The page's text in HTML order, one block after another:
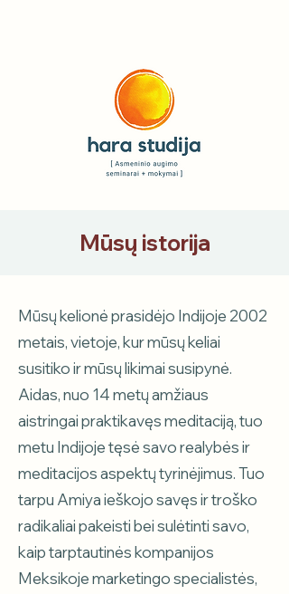
Mūsų istorija
Mūsų kelionė prasidėjo Indijoje 2002
metais, vietoje, kur mūsų keliai
susitiko ir mūsų likimai susipynė.
Aidas, nuo 14 metų amžiaus
aistringai praktikavęs meditaciją, tuo
metu Indijoje tęsė savo realybės ir
meditacijos aspektų tyrinėjimus. Tuo
tarpu Amiya ieškojo savęs ir troško
radikaliai pakeisti bei sulėtinti savo,
kaip tarptautinės kompanijos
Meksikoje marketingo specialistės,